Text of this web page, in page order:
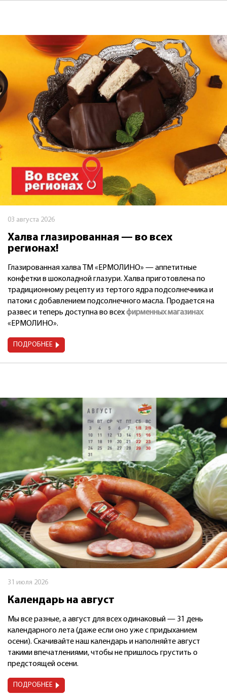
03 августа 2026
Халва глазированная — во всех
регионах!
Глазированная халва ТМ «ЕРМОЛИНО» — аппетитные
конфетки в шоколадной глазури. Халва приготовлена по
традиционному рецепту из тертого ядра подсолнечника и
патоки с добавлением подсолнечного масла. Продается на
развес и теперь доступна во всехфирменных магазинах
«ЕРМОЛИНО».
ПОДРОБНЕЕ
31 июля 2026
Календарь на август
Мы все разные, а август для всех одинаковый — 31 день
календарного лета (даже если оно уже с придыханием
осени). Скачивайте наш календарь и наполняйте август
такими впечатлениями, чтобы не пришлось грустить о
предстоящей осени.
ПОДРОБНЕЕ